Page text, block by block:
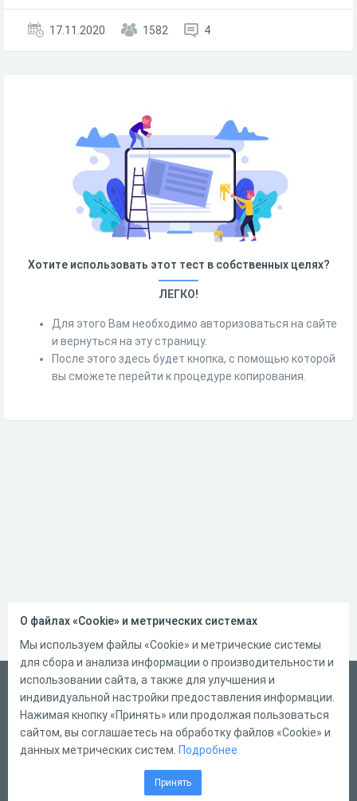
17.11.2020 1582 4
Хотите использовать этот тест в собственных целях?
ЛЕГКО!
Для этого Вам необходимо авторизоваться на сайте
и вернуться на эту страницу.
После этого здесь будет кнопка, с помощью которой
вы сможете перейти к процедуре копирования.
Русский
Справка
Форма обратной связи
О файлах «Cookie» и метрических системах
Мы используем файлы «Cookie» и метрические системы
для сбора и анализа информации о производительности и
использовании сайта, а также для улучшения и
индивидуальной настройки предоставления информации.
Нажимая кнопку «Принять» или продолжая пользоваться
сайтом, вы соглашаетесь на обработку файлов «Cookie» и
данных метрических систем. Подробнее
Принять